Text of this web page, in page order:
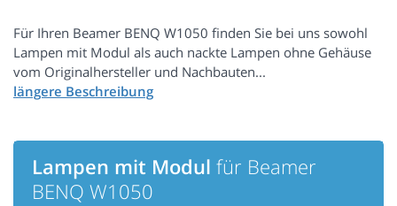
Für Ihren Beamer BENQ W1050 finden Sie bei uns sowohl
Lampen mit Modul als auch nackte Lampen ohne Gehäuse
vom Originalhersteller und Nachbauten...
Lampen mit Modul für Beamer
BENQ W1050